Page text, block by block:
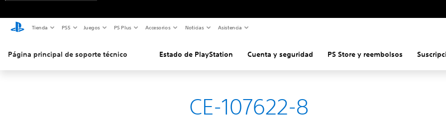
Tienda PS5 Juegos PS Plus Accesorios Noticias Asistencia
Página principal de soporte técnico Estado de PlayStation Cuenta y seguridad PS Store y reembolsos
CE-107622-8